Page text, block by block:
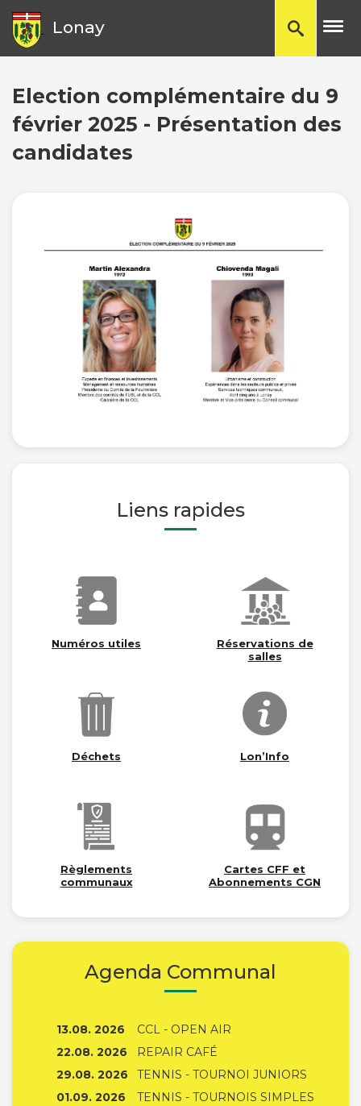
Lonay
Election complémentaire du 9
février 2025 - Présentation des
candidates
Liens rapides
Numéros utiles
Réservations de
salles
Déchets Lon’Info
Règlements
communaux
Cartes CFF et
Abonnements CGN
Agenda Communal
13.08. 2026
CCL - OPEN AIR
22.08. 2026
REPAIR CAFÉ
29.08. 2026
TENNIS - TOURNOI JUNIORS
01.09. 2026
TENNIS - TOURNOIS SIMPLES